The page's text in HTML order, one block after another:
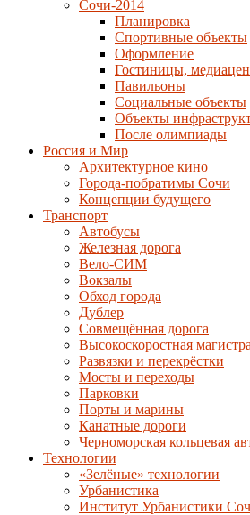
Сочи-2014
Планировка
Спортивные объекты
Оформление
Гостиницы,
Павильоны
Социальные объекты
Объекты
После олимпиады
Россия и Мир
Архитектурное кино
Города-побратимы Сочи
Концепции будущего
Транспорт
Автобусы
Железная дорога
Вело-СИМ
Вокзалы
Обход города
Дублер
Совмещённая дорога
Высокоскоростная
Развязки и перекрёстки
Мосты и переходы
Парковки
Порты и марины
Канатные дороги
Черноморская кольцевая
Технологии
«Зелёные» технологии
Урбанистика
Институт Урбанистики